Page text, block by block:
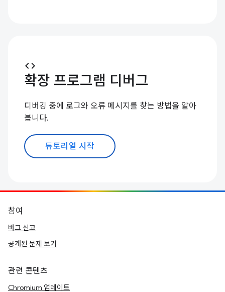
code
확장 프로그램 디버그
디버깅 중에 로그와 오류 메시지를 찾는 방법을 알아
봅니다.
튜토리얼 시작
참여
버그 신고
공개된 문제 보기
관련 콘텐츠
Chromium 업데이트